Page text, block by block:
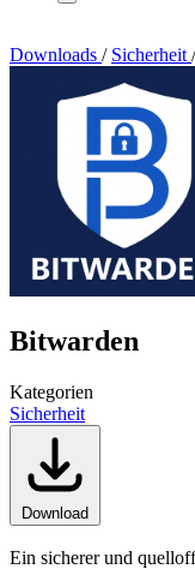
Downloads / Sicherheit /
Bitwarden
Kategorien
Sicherheit
Download
Ein sicherer und